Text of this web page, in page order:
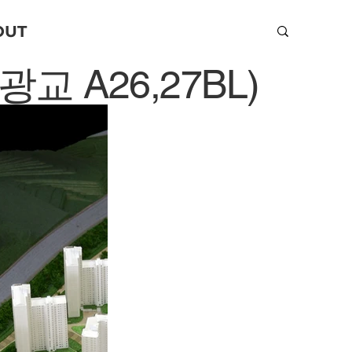
교 A26,27BL)